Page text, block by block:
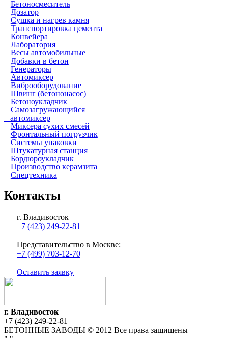
Бетоносмеситель
Дозатор
Сушка и нагрев камня
Транспортировка цемента
Конвейера
Лаборатория
Весы автомобильные
Добавки в бетон
Генераторы
Автомиксер
Виброоборудование
Швинг (бетононасос)
Бетоноукладчик
Самозагружающийся
автомиксер
Миксера сухих смесей
Фронтальный погрузчик
Системы упаковки
Штукатурная станция
Бордюроукладчик
Производство керамзита
Спецтехника
Контакты
г. Владивосток
+7 (423) 249-22-81
Представительство в Москве:
+7 (499) 703-12-70
Оставить заявку
г. Владивосток
+7 (423) 249-22-81
БЕТОННЫЕ ЗАВОДЫ © 2012 Все права защищены